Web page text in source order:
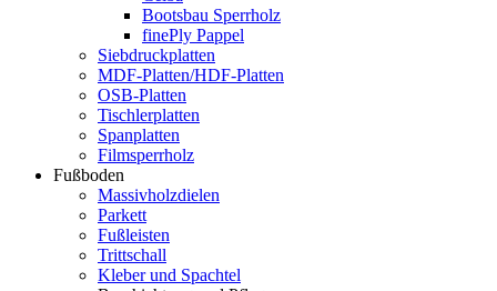
Bootsbau Sperrholz
finePly Pappel
Siebdruckplatten
MDF-Platten/HDF-Platten
OSB-Platten
Tischlerplatten
Spanplatten
Filmsperrholz
Fußboden
Massivholzdielen
Parkett
Fußleisten
Trittschall
Kleber und Spachtel